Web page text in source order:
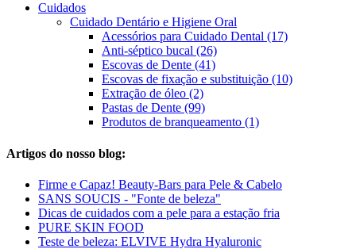
Cuidados
Cuidado Dentário e Higiene Oral
Acessórios para Cuidado Dental (17)
Anti-séptico bucal (26)
Escovas de Dente (41)
Escovas de fixação e substituição (10)
Extração de óleo (2)
Pastas de Dente (99)
Produtos de branqueamento (1)
Artigos do nosso blog:
Firme e Capaz! Beauty-Bars para Pele & Cabelo
SANS SOUCIS - "Fonte de beleza"
Dicas de cuidados com a pele para a estação fria
PURE SKIN FOOD
Teste de beleza: ELVIVE Hydra Hyaluronic